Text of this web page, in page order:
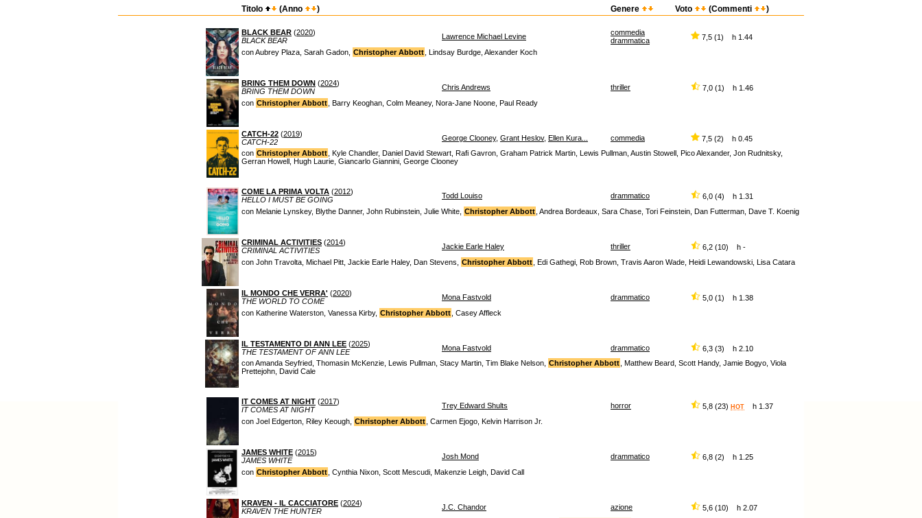
Titolo (Anno ) Genere Voto (Commenti )
BLACK BEAR (2020)
BLACK BEAR
Lawrence Michael Levine
commedia
drammatica
7,5 (1) h 1.44
con Aubrey Plaza, Sarah Gadon, Christopher Abbott , Lindsay Burdge, Alexander Koch
BRING THEM DOWN (2024)
BRING THEM DOWN
Chris Andrews thriller
7,0 (1) h 1.46
con Christopher Abbott , Barry Keoghan, Colm Meaney, Nora-Jane Noone, Paul Ready
CATCH-22 (2019)
CATCH-22
George Clooney, Grant Heslov, Ellen Kura... commedia
7,5 (2) h 0.45
con Christopher Abbott , Kyle Chandler, Daniel David Stewart, Rafi Gavron, Graham Patrick Martin, Lewis Pullman, Austin Stowell, Pico Alexander, Jon Rudnitsky,
Gerran Howell, Hugh Laurie, Giancarlo Giannini, George Clooney
COME LA PRIMA VOLTA (2012)
HELLO I MUST BE GOING
Todd Louiso drammatico
6,0 (4) h 1.31
con Melanie Lynskey, Blythe Danner, John Rubinstein, Julie White, Christopher Abbott , Andrea Bordeaux, Sara Chase, Tori Feinstein, Dan Futterman, Dave T. Koenig
CRIMINAL ACTIVITIES (2014)
CRIMINAL ACTIVITIES
Jackie Earle Haley thriller
6,2 (10) h -
con John Travolta, Michael Pitt, Jackie Earle Haley, Dan Stevens, Christopher Abbott , Edi Gathegi, Rob Brown, Travis Aaron Wade, Heidi Lewandowski, Lisa Catara
IL MONDO CHE VERRA' (2020)
THE WORLD TO COME
Mona Fastvold drammatico
5,0 (1) h 1.38
con Katherine Waterston, Vanessa Kirby, Christopher Abbott , Casey Affleck
IL TESTAMENTO DI ANN LEE (2025)
THE TESTAMENT OF ANN LEE
Mona Fastvold drammatico
6,3 (3) h 2.10
con Amanda Seyfried, Thomasin McKenzie, Lewis Pullman, Stacy Martin, Tim Blake Nelson, Christopher Abbott , Matthew Beard, Scott Handy, Jamie Bogyo, Viola
Prettejohn, David Cale
IT COMES AT NIGHT (2017)
IT COMES AT NIGHT
Trey Edward Shults horror 5,8 (23) HOT h 1.37
con Joel Edgerton, Riley Keough, Christopher Abbott , Carmen Ejogo, Kelvin Harrison Jr.
JAMES WHITE (2015)
JAMES WHITE
Josh Mond drammatico
6,8 (2) h 1.25
con Christopher Abbott , Cynthia Nixon, Scott Mescudi, Makenzie Leigh, David Call
KRAVEN - IL CACCIATORE (2024)
KRAVEN THE HUNTER
J.C. Chandor azione
5,6 (10) h 2.07